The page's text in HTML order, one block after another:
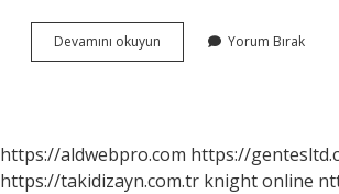
Devamını okuyun Kayahan
Kaç
Yorum Bırak
https://aldwebpro.com https://
https://takidizayn.com.tr knight online